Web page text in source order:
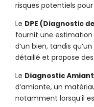
risques potentiels
Le DPE (Diagnostic
fournit une
d’un bien, tandis
détaillé et propose
Le Diagnostic
d’amiante, un
notamment lorsqu’il